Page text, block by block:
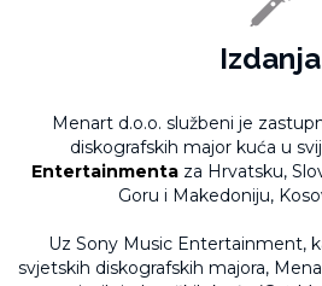
Izdanja
Menart d.o.o. službeni je
diskografskih major kuća u
Entertainmenta za Hrvatsku,
Goru i Makedoniju,
Uz Sony Music Entertainment,
svjetskih diskografskih majora,